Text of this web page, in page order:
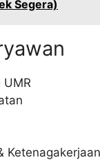
Segera)
UMR
Ketenagakerjaan